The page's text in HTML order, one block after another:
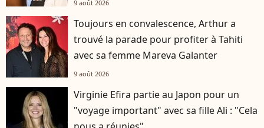
9 août 2026
Toujours en convalescence, Arthur a
trouvé la parade pour profiter à Tahiti
avec sa femme Mareva Galanter
9 août 2026
Virginie Efira partie au Japon pour un
"voyage important" avec sa fille Ali : "Cela